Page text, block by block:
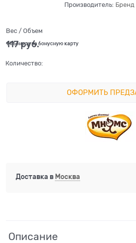
Производитель:
Вес / Объем
117 руб.
+4 бонуса на бонусную карту
Количество:
ОФОРМИТЬ
Доставка в Москва
Описание